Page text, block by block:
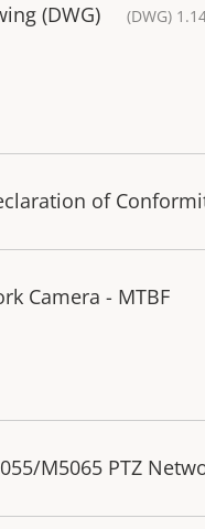
(DWG) (DWG)
of
Camera - MTBF
M5065 PTZ